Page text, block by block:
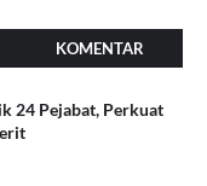
KOMENTAR
24 Pejabat, Perkuat